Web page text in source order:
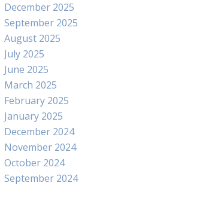
December 2025
September 2025
August 2025
July 2025
June 2025
March 2025
February 2025
January 2025
December 2024
November 2024
October 2024
September 2024